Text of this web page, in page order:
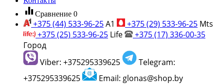
equalizer Сравнение 0
+375 (44) 533-96-25A1 +375 (29) 533-96-25 Mts
+375 (25) 533-96-25 Life
+375 (17) 336-00-35
Город
Viber: +375295339625
Telegram:
+375295339625
Email: glonas@shop.by